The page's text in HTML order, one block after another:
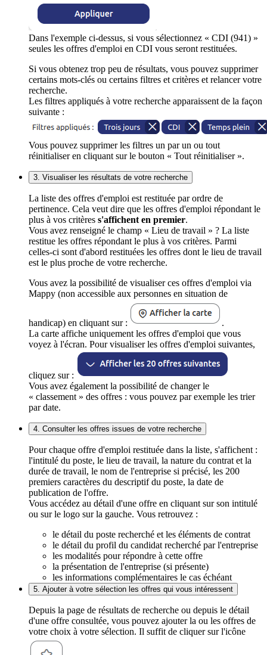
Dans l'exemple ci-dessus, si vous sélectionnez « CDI (941) »
seules les offres d'emploi en CDI vous seront restituées.
Si vous obtenez trop peu de résultats, vous pouvez supprimer
certains mots-clés ou certains filtres et critères et relancer votre
recherche.
Les filtres appliqués à votre recherche apparaissent de la façon
suivante :
Vous pouvez supprimer les filtres un par un ou tout
réinitialiser en cliquant sur le bouton « Tout réinitialiser ».
3. Visualiser les résultats de votre recherche
La liste des offres d'emploi est restituée par ordre de
pertinence. Cela veut dire que les offres d'emploi répondant le
plus à vos critères s'affichent en premier.
Vous avez renseigné le champ « Lieu de travail » ? La liste
restitue les offres répondant le plus à vos critères. Parmi
celles-ci sont d'abord restituées les offres dont le lieu de travail
est le plus proche de votre recherche.
Vous avez la possibilité de visualiser ces offres d'emploi via
Mappy (non accessible aux personnes en situation de
handicap) en cliquant sur :
.
La carte affiche uniquement les offres d'emploi que vous
voyez à l'écran. Pour visualiser les offres d'emploi suivantes,
cliquez sur :
Vous avez également la possibilité de changer le
« classement » des offres : vous pouvez par exemple les trier
par date.
4. Consulter les offres issues de votre recherche
Pour chaque offre d'emploi restituée dans la liste, s'affichent :
l'intitulé du poste, le lieu de travail, la nature du contrat et la
durée de travail, le nom de l'entreprise si précisé, les 200
premiers caractères du descriptif du poste, la date de
publication de l'offre.
Vous accédez au détail d'une offre en cliquant sur son intitulé
ou sur le logo sur la gauche. Vous retrouvez :
le détail du poste recherché et les éléments de contrat
le détail du profil du candidat recherché par l'entreprise
les modalités pour répondre à cette offre
la présentation de l'entreprise (si présente)
les informations complémentaires le cas échéant
5. Ajouter à votre sélection les offres qui vous intéressent
Depuis la page de résultats de recherche ou depuis le détail
d'une offre consultée, vous pouvez ajouter la ou les offres de
votre choix à votre sélection. Il suffit de cliquer sur l'icône